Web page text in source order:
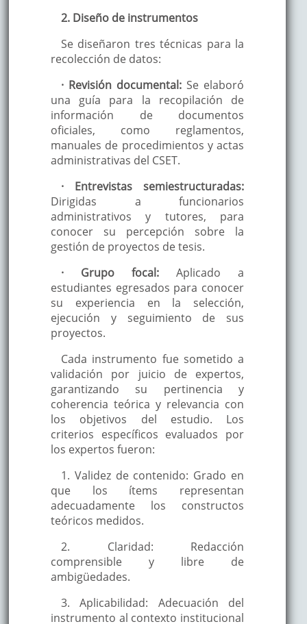
2. Diseño de instrumentos
Se diseñaron tres técnicas para la
recolección de datos:
· Revisión documental: Se elaboró
una guía para la recopilación de
información de documentos
oficiales, como reglamentos,
manuales de procedimientos y actas
administrativas del CSET.
· Entrevistas semiestructuradas:
Dirigidas a funcionarios
administrativos y tutores, para
conocer su percepción sobre la
gestión de proyectos de tesis.
· Grupo focal: Aplicado a
estudiantes egresados para conocer
su experiencia en la selección,
ejecución y seguimiento de sus
proyectos.
Cada instrumento fue sometido a
validación por juicio de expertos,
garantizando su pertinencia y
coherencia teórica y relevancia con
los objetivos del estudio. Los
criterios específicos evaluados por
los expertos fueron:
1. Validez de contenido: Grado en
que los ítems representan
adecuadamente los constructos
teóricos medidos.
2. Claridad: Redacción
comprensible y libre de
ambigüedades.
3. Aplicabilidad: Adecuación del
instrumento al contexto institucional